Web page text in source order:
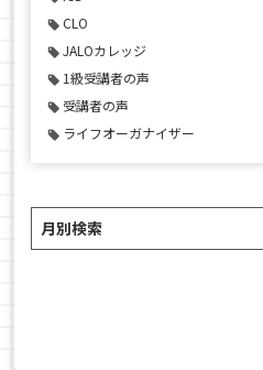
CLO
JALOカレッジ
1級受講者の声
受講者の声
ライフオーガナイザー